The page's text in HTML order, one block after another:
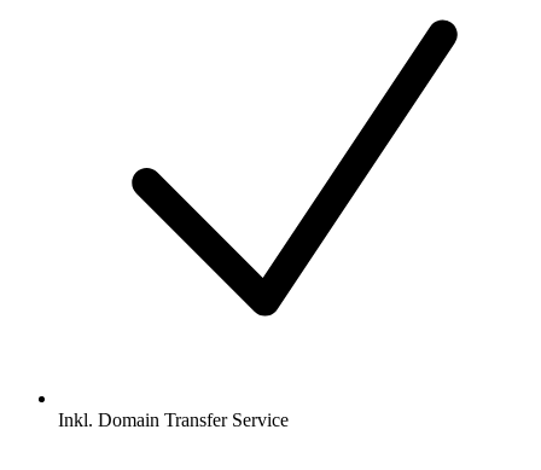
Inkl. Domain Transfer Service